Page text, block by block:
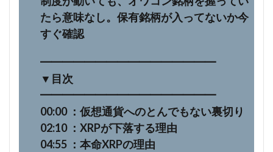
たら意味なし。保有銘柄が入ってないか今
すぐ確認
━━━━━━━━━━━━━━━━
▼目次
━━━━━━━━━━━━━━━━
00:00 ：仮想通貨へのとんでもない裏切り
02:10 ：XRPが下落する理由
04:55 ：本命XRPの理由